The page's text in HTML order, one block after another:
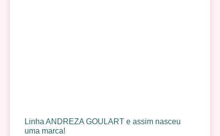
Linha ANDREZA GOULART e assim nasceu
uma marca!